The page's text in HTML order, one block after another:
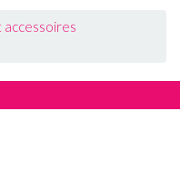
accessoires